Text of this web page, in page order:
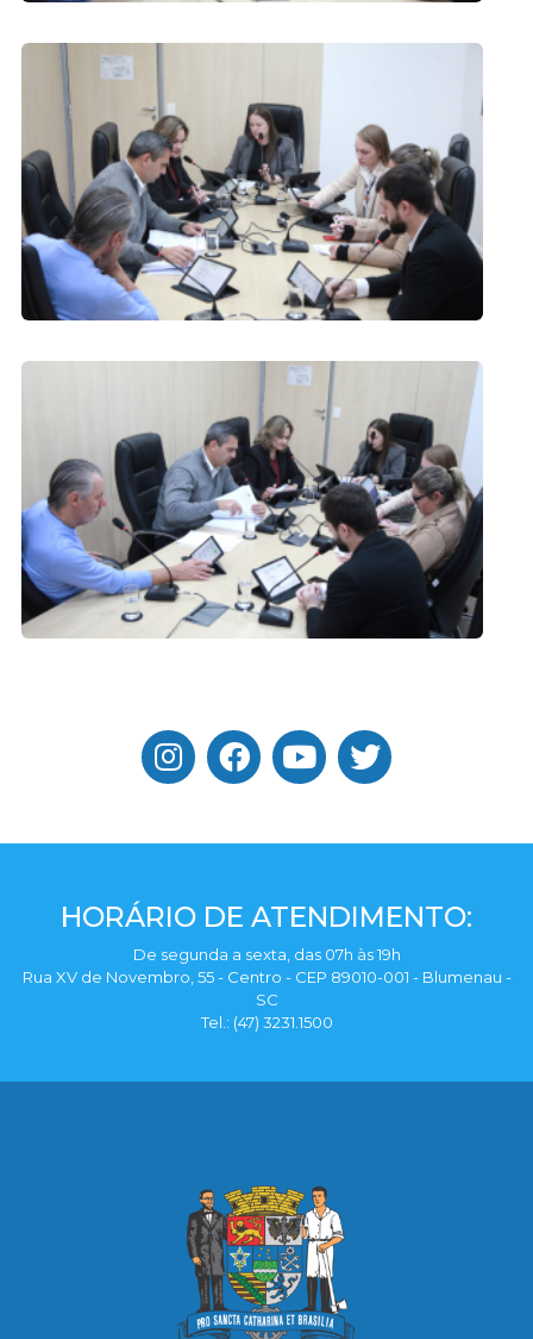
HORÁRIO DE ATENDIMENTO:
De segunda a sexta, das 07h às 19h
Rua XV de Novembro, 55 - Centro - CEP 89010-001 - Blumenau -
SC
Tel.: (47) 3231.1500